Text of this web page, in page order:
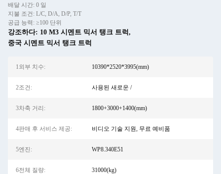
배달 시간: 0 일
지불 조건: L/C, D/A, D/P, T/T
공급 능력: ≥100 단위
강조하다: 10 M3 시멘트 믹서 탱크 트럭 ,
중국 시멘트 믹서 탱크 트럭
1외부 치수: 10390*2520*3995(mm)
2조건: 사용된 새로운 /
3차축 거리: 1800+3000+1400(mm)
4판매 후 서비스 제공: 비디오 기술 지원, 무료 예비품
5엔진: WP8.340E51
6전체 질량: 31000(kg)